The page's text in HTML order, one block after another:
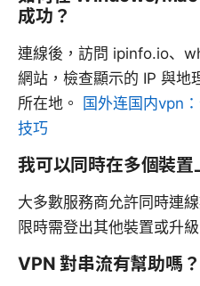
成功？
連線後，訪問 ipinfo.io、
網站，檢查顯示的 IP 與地
所在地。
国外连国内vpn
技巧
我可以同時在多個裝置
大多數服務商允許同時連
限時需登出其他裝置或升級
VPN 對串流有幫助嗎？